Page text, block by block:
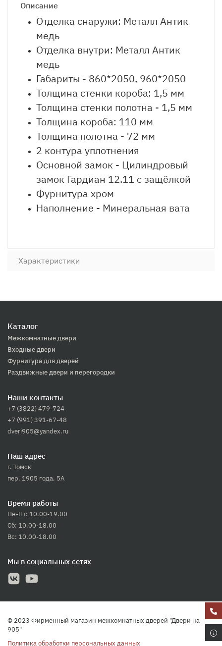
Описание
Отделка снаружи: Металл Антик
медь
Отделка внутри: Металл Антик
медь
Габариты - 860*2050, 960*2050
Толщина стенки короба: 1,5 мм
Толщина стенки полотна - 1,5 мм
Толщина короба: 110 мм
Толщина полотна - 72 мм
2 контура уплотнения
Основной замок - Цилиндровый
замок Гардиан 12.11 с защёлкой
Фурнитура хром
Наполнение - Минеральная вата
Характеристики
Каталог
Межкомнатные двери
Входные двери
Фурнитура для дверей
Раздвижные двери и перегородки
Наши контакты
+7 (3822) 479-724
+7 (991) 391-67-48
dveri905@yandex.ru
Наш адрес
г. Томск
пер. 1905 года, 5А
Время работы
Пн-Пт: 10.00-19.00
Сб: 10.00-18.00
Вс: 10.00-18.00
Мы в социальных сетях
© 2023 Фирменный магазин межкомнатных дверей "Двери на
905"
Политика обработки персональных данных